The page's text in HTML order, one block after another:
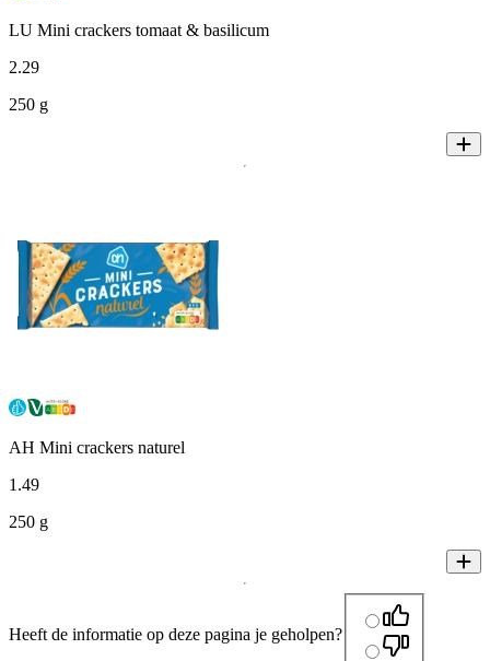
LU Mini crackers tomaat & basilicum
2.29
250 g
AH Mini crackers naturel
1 .49
250 g
Heeft de informatie op deze pagina je geholpen?